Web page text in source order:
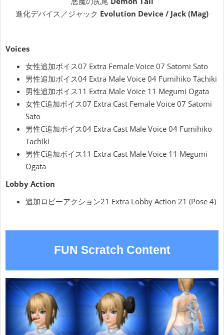
進化デバイス／ジャック Evolution Device / Jack (Mag)
Voices
女性追加ボイス07 Extra Female Voice 07 Satomi Sato
男性追加ボイス04 Extra Male Voice 04 Fumihiko Tachiki
男性追加ボイス11 Extra Male Voice 11 Megumi Ogata
女性C追加ボイス07 Extra Cast Female Voice 07 Satomi
Sato
男性C追加ボイス04 Extra Cast Male Voice 04 Fumihiko
Tachiki
男性C追加ボイス11 Extra Cast Male Voice 11 Megumi
Ogata
Lobby Action
追加ロビーアクション21 Extra Lobby Action 21 (Pose 4)
FUN Scratch Content